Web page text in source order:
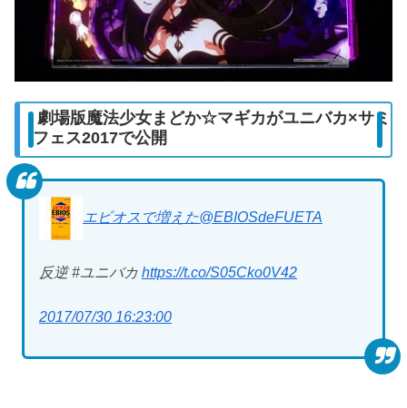
劇場版魔法少女まどか☆マギカがユニバカ×サミ
フェス2017で公開
エビオスで増えた@EBIOSdeFUETA
反逆 #ユニバカ https://t.co/S05Cko0V42
2017/07/30 16:23:00